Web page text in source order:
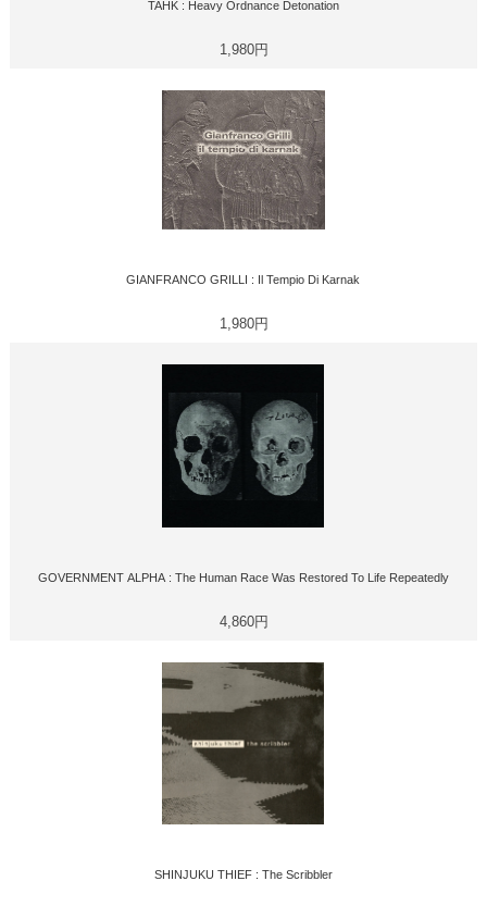
TAHK : Heavy Ordnance Detonation
1,980円
GIANFRANCO GRILLI : Il Tempio Di Karnak
1,980円
GOVERNMENT ALPHA : The Human Race Was Restored To Life Repeatedly
4,860円
SHINJUKU THIEF : The Scribbler